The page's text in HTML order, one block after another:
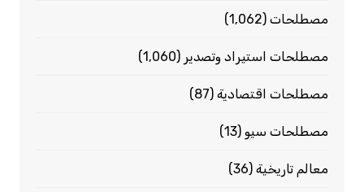
مصطلحات(1٬062)
مصطلحات استيراد وتصدير (1٬060)
مصطلحات اقتصادية(87)
مصطلحات سيو(13)
معالم تاريخية(36)